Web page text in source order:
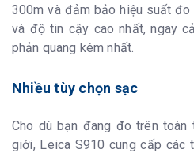
300m và đảm bảo hiệu suất
và độ tin cậy cao nhất, ngay
phản quang kém nhất.
Nhiều tùy chọn sạc
Cho dù bạn đang đo trên
giới, Leica S910 cung cấp các